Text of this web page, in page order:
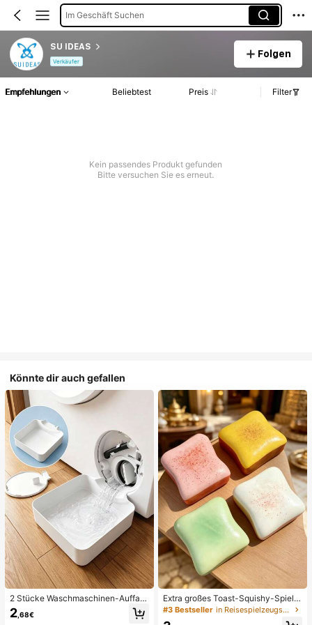
Im Geschäft Suchen
SU IDEAS
Verkäufer
Folgen
Empfehlungen Beliebtest Preis Filter
Kein passendes Produkt gefunden
Bitte versuchen Sie es erneut.
Könnte dir auch gefallen
2 Stücke Waschmaschinen-Auffan
gwanne Tropfschale, wasserdichte
Bodenschutzmatte für Waschraum,
2 ,68€
Extra großes Toast-Squishy-Spielz
eug, superweiches Buttertoast-Stre
ssabbau-Drückspielzeug, erhältlich
#3 Bestseller in Reisespielzeugset Quetschspielzeug für Teenager